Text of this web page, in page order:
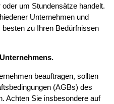
um Stundensätze handelt.
Unternehmen und
zu Ihren Bedürfnissen
beauftragen, sollten
(AGBs) des
Achten Sie insbesondere auf